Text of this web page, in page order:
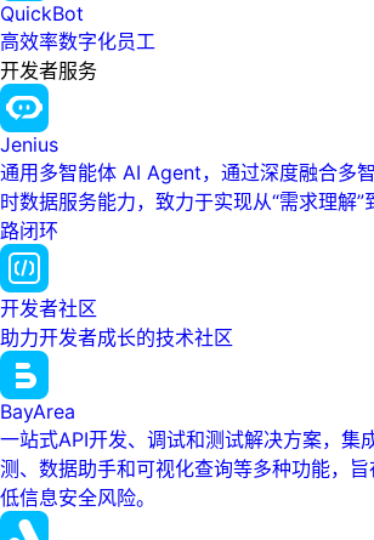
QuickBot
高效率数字化员工
开发者服务
Jenius
通用多智能体 AI Agent，通过深度融合多
时数据服务能力，致力于实现从“需求理解”
路闭环
开发者社区
助力开发者成长的技术社区
BayArea
一站式API开发、调试和测试解决方案，集
测、数据助手和可视化查询等多种功能，
低信息安全风险。